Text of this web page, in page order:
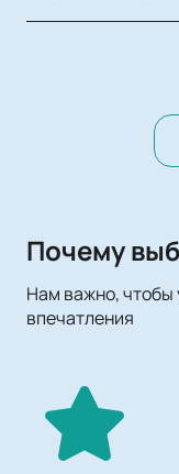
Почему
Нам важно, чтобы
впечатления